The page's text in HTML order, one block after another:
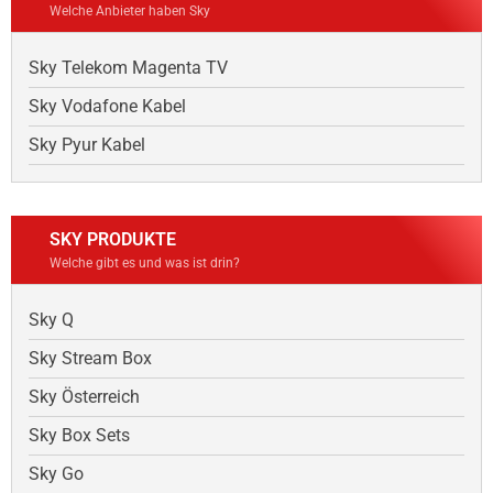
Welche Anbieter haben Sky
Sky Telekom Magenta TV
Sky Vodafone Kabel
Sky Pyur Kabel
SKY PRODUKTE
Welche gibt es und was ist drin?
Sky Q
Sky Stream Box
Sky Österreich
Sky Box Sets
Sky Go